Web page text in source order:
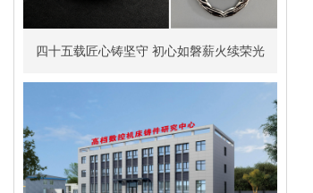
四十五载匠心铸坚守 初心如磐薪火续荣光